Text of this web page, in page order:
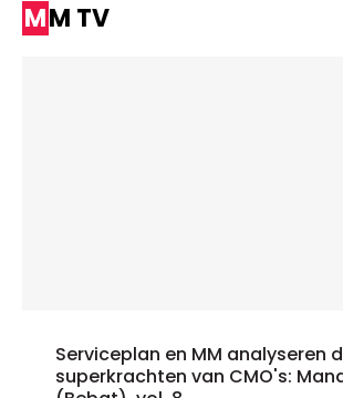
MM TV
Serviceplan en MM analyseren
superkrachten van CMO's: